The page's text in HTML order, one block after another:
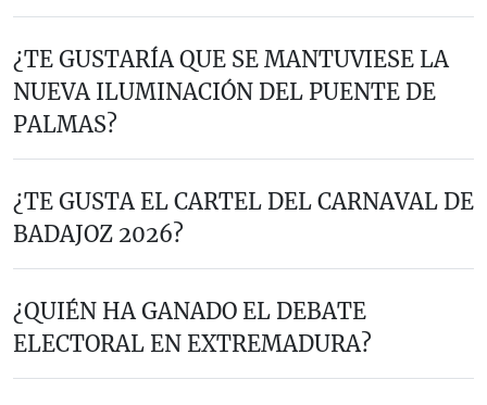
¿TE GUSTARÍA QUE SE MANTUVIESE LA
NUEVA ILUMINACIÓN DEL PUENTE DE
PALMAS?
¿TE GUSTA EL CARTEL DEL CARNAVAL DE
BADAJOZ 2026?
¿QUIÉN HA GANADO EL DEBATE
ELECTORAL EN EXTREMADURA?